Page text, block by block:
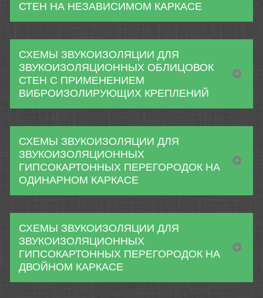
СТЕН НА НЕЗАВИСИМОМ КАРКАСЕ
СХЕМЫ ЗВУКОИЗОЛЯЦИИ ДЛЯ
ЗВУКОИЗОЛЯЦИОННЫХ ОБЛИЦОВОК
СТЕН С ПРИМЕНЕНИЕМ
ВИБРОИЗОЛИРУЮЩИХ КРЕПЛЕНИЙ
СХЕМЫ ЗВУКОИЗОЛЯЦИИ ДЛЯ
ЗВУКОИЗОЛЯЦИОННЫХ
ГИПСОКАРТОННЫХ ПЕРЕГОРОДОК НА
ОДИНАРНОМ КАРКАСЕ
СХЕМЫ ЗВУКОИЗОЛЯЦИИ ДЛЯ
ЗВУКОИЗОЛЯЦИОННЫХ
ГИПСОКАРТОННЫХ ПЕРЕГОРОДОК НА
ДВОЙНОМ КАРКАСЕ